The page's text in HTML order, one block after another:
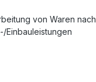
von Waren
Einbauleistungen